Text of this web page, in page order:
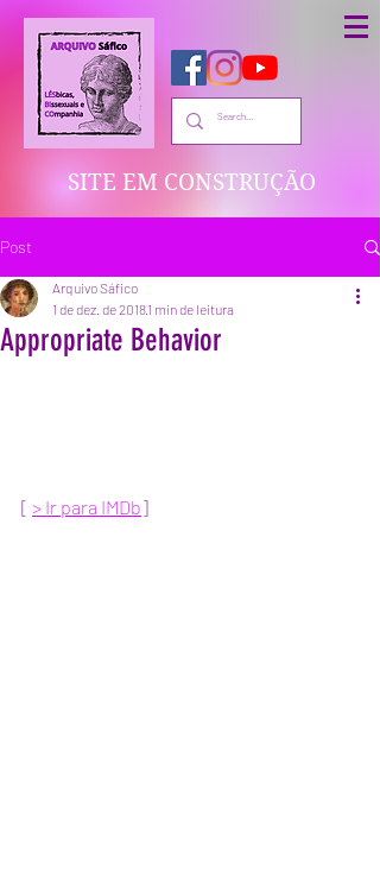
SITE EM CONSTRUÇÃO
Post
Appropriate Behavior
Arquivo Sáfico
1 de dez. de 20181 min de leitura
[ > Ir para IMDb]